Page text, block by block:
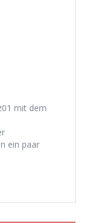
mit dem
ein paar